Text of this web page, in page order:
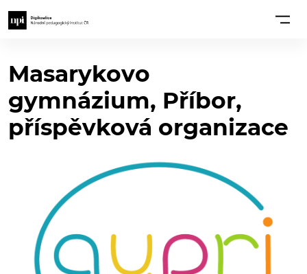
Masarykovo
gymnázium, Příbor,
příspěvková organizace